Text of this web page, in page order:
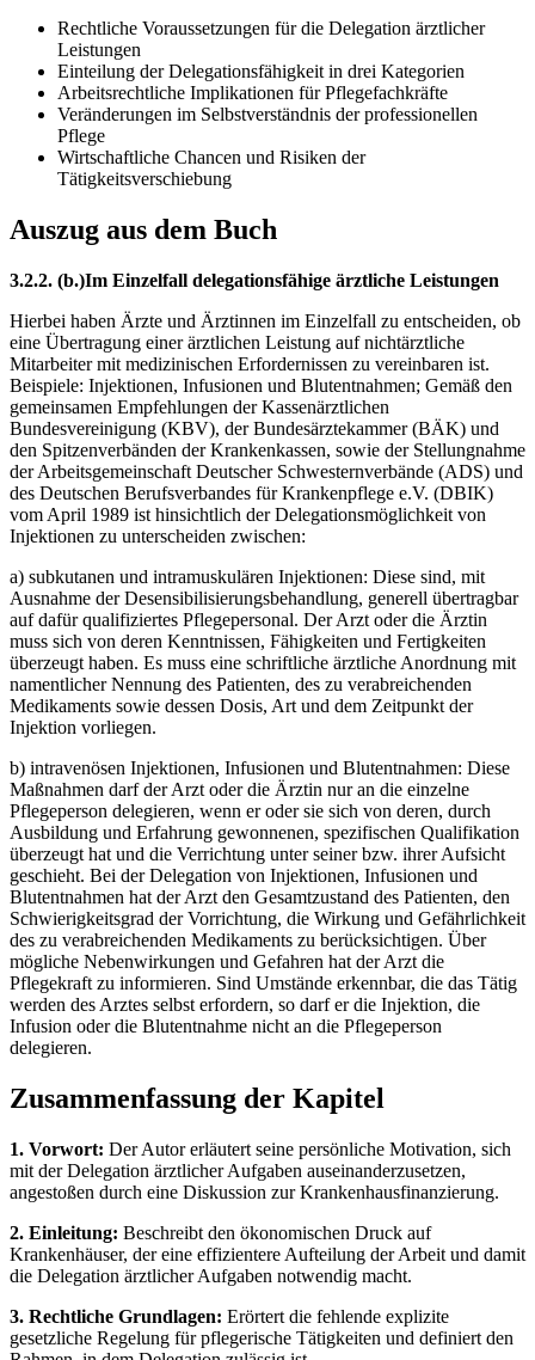
Rechtliche Voraussetzungen für die Delegation ärztlicher
Leistungen
Einteilung der Delegationsfähigkeit in drei Kategorien
Arbeitsrechtliche Implikationen für Pflegefachkräfte
Veränderungen im Selbstverständnis der professionellen
Pflege
Wirtschaftliche Chancen und Risiken der
Tätigkeitsverschiebung
Auszug aus dem Buch
3.2.2. (b.)Im Einzelfall delegationsfähige ärztliche Leistungen
Hierbei haben Ärzte und Ärztinnen im Einzelfall zu entscheiden, ob
eine Übertragung einer ärztlichen Leistung auf nichtärztliche
Mitarbeiter mit medizinischen Erfordernissen zu vereinbaren ist.
Beispiele: Injektionen, Infusionen und Blutentnahmen; Gemäß den
gemeinsamen Empfehlungen der Kassenärztlichen
Bundesvereinigung (KBV), der Bundesärztekammer (BÄK) und
den Spitzenverbänden der Krankenkassen, sowie der Stellungnahme
der Arbeitsgemeinschaft Deutscher Schwesternverbände (ADS) und
des Deutschen Berufsverbandes für Krankenpflege e.V. (DBIK)
vom April 1989 ist hinsichtlich der Delegationsmöglichkeit von
Injektionen zu unterscheiden zwischen:
a) subkutanen und intramuskulären Injektionen: Diese sind, mit
Ausnahme der Desensibilisierungsbehandlung, generell übertragbar
auf dafür qualifiziertes Pflegepersonal. Der Arzt oder die Ärztin
muss sich von deren Kenntnissen, Fähigkeiten und Fertigkeiten
überzeugt haben. Es muss eine schriftliche ärztliche Anordnung mit
namentlicher Nennung des Patienten, des zu verabreichenden
Medikaments sowie dessen Dosis, Art und dem Zeitpunkt der
Injektion vorliegen.
b) intravenösen Injektionen, Infusionen und Blutentnahmen: Diese
Maßnahmen darf der Arzt oder die Ärztin nur an die einzelne
Pflegeperson delegieren, wenn er oder sie sich von deren, durch
Ausbildung und Erfahrung gewonnenen, spezifischen Qualifikation
überzeugt hat und die Verrichtung unter seiner bzw. ihrer Aufsicht
geschieht. Bei der Delegation von Injektionen, Infusionen und
Blutentnahmen hat der Arzt den Gesamtzustand des Patienten, den
Schwierigkeitsgrad der Vorrichtung, die Wirkung und Gefährlichkeit
des zu verabreichenden Medikaments zu berücksichtigen. Über
mögliche Nebenwirkungen und Gefahren hat der Arzt die
Pflegekraft zu informieren. Sind Umstände erkennbar, die das Tätig
werden des Arztes selbst erfordern, so darf er die Injektion, die
Infusion oder die Blutentnahme nicht an die Pflegeperson
delegieren.
Zusammenfassung der Kapitel
1. Vorwort: Der Autor erläutert seine persönliche Motivation, sich
mit der Delegation ärztlicher Aufgaben auseinanderzusetzen,
angestoßen durch eine Diskussion zur Krankenhausfinanzierung.
2. Einleitung: Beschreibt den ökonomischen Druck auf
Krankenhäuser, der eine effizientere Aufteilung der Arbeit und damit
die Delegation ärztlicher Aufgaben notwendig macht.
3. Rechtliche Grundlagen: Erörtert die fehlende explizite
gesetzliche Regelung für pflegerische Tätigkeiten und definiert den